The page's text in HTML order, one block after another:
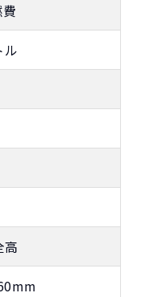
で
れば一目
かりいた
まったお金がない。
不要！
の定額料
ものにならないんで
！
換えるカ
た場合